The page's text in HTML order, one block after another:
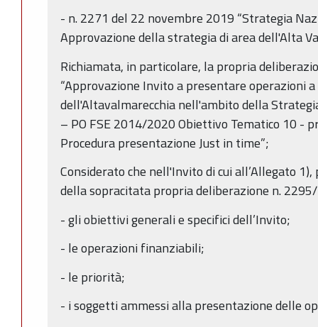
- n. 2271 del 22 novembre 2019 “Strategia
Approvazione della strategia di area dell'Alta
Richiamata, in particolare, la propria
“Approvazione Invito a presentare operazioni
dell'Altavalmarecchia nell'ambito della
– PO FSE 2014/2020 Obiettivo Tematico 10 -
Procedura presentazione Just in time”;
Considerato che nell'Invito di cui all’Allegato
della sopracitata propria deliberazione n.
- gli obiettivi generali e specifici dell’Invito;
- le operazioni finanziabili;
- le priorità;
- i soggetti ammessi alla presentazione delle